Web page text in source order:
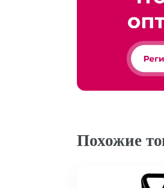
Похожие